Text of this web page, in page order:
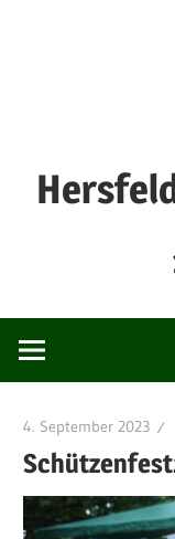
4. September 2023